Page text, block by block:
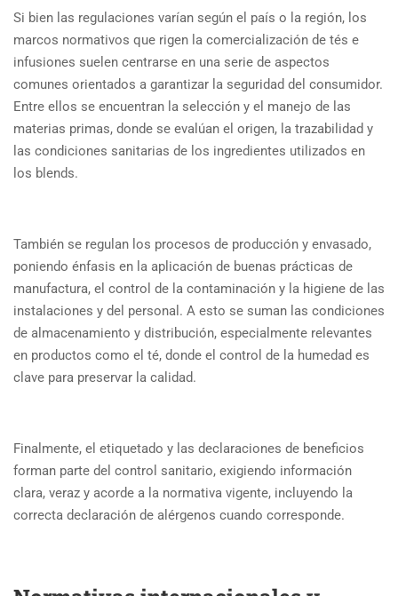
Si bien las regulaciones varían según el país o la región, los
marcos normativos que rigen la comercialización de tés e
infusiones suelen centrarse en una serie de aspectos
comunes orientados a garantizar la seguridad del consumidor.
Entre ellos se encuentran la selección y el manejo de las
materias primas, donde se evalúan el origen, la trazabilidad y
las condiciones sanitarias de los ingredientes utilizados en
los blends.
También se regulan los procesos de producción y envasado,
poniendo énfasis en la aplicación de buenas prácticas de
manufactura, el control de la contaminación y la higiene de las
instalaciones y del personal. A esto se suman las condiciones
de almacenamiento y distribución, especialmente relevantes
en productos como el té, donde el control de la humedad es
clave para preservar la calidad.
Finalmente, el etiquetado y las declaraciones de beneficios
forman parte del control sanitario, exigiendo información
clara, veraz y acorde a la normativa vigente, incluyendo la
correcta declaración de alérgenos cuando corresponde.